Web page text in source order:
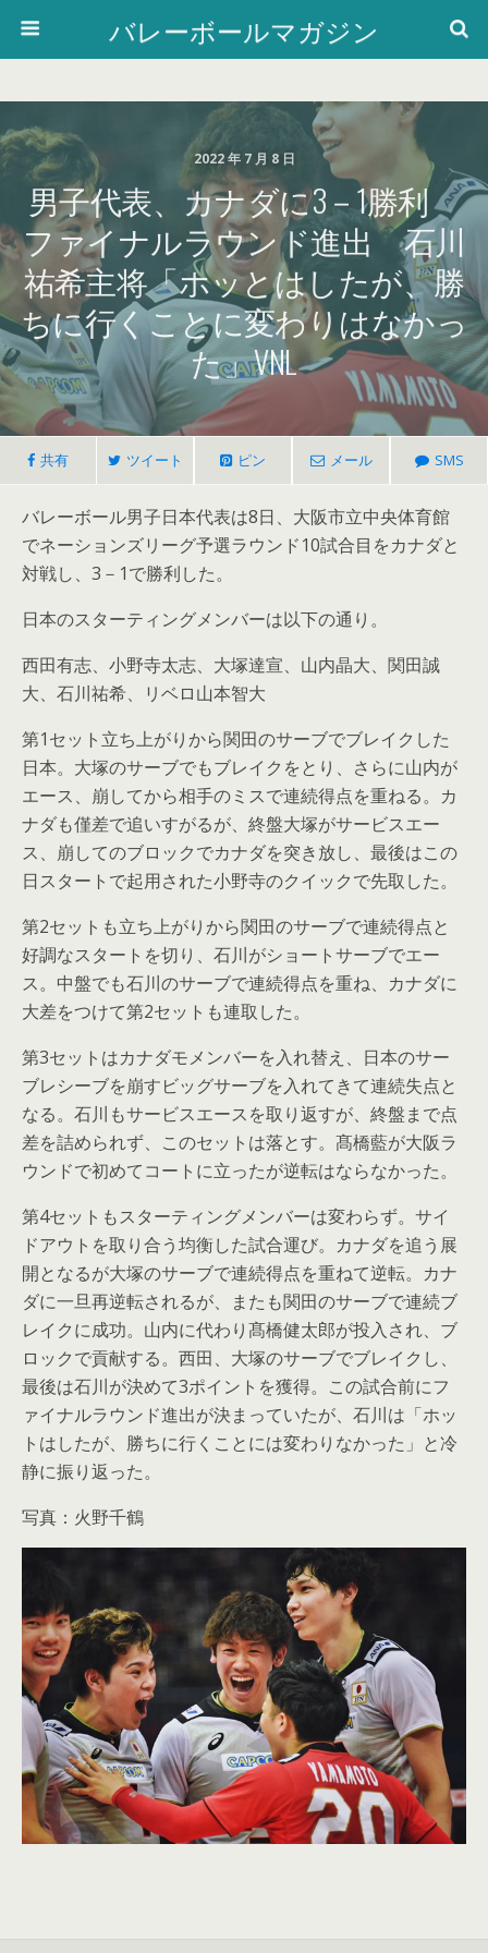
バレーボールマガジン
2022 年 7 月 8 日
男子代表、カナダに3－1勝利
ファイナルラウンド進出 石川
祐希主将「ホッとはしたが、勝
ちに行くことに変わりはなかっ
た」VNL
共有 ツイート ピン メール SMS
バレーボール男子日本代表は8日、大阪市立中央体育館
でネーションズリーグ予選ラウンド10試合目をカナダと
対戦し、3－1で勝利した。
日本のスターティングメンバーは以下の通り。
西田有志、小野寺太志、大塚達宣、山内晶大、関田誠
大、石川祐希、リベロ山本智大
第1セット立ち上がりから関田のサーブでブレイクした
日本。大塚のサーブでもブレイクをとり、さらに山内が
エース、崩してから相手のミスで連続得点を重ねる。カ
ナダも僅差で追いすがるが、終盤大塚がサービスエー
ス、崩してのブロックでカナダを突き放し、最後はこの
日スタートで起用された小野寺のクイックで先取した。
第2セットも立ち上がりから関田のサーブで連続得点と
好調なスタートを切り、石川がショートサーブでエー
ス。中盤でも石川のサーブで連続得点を重ね、カナダに
大差をつけて第2セットも連取した。
第3セットはカナダモメンバーを入れ替え、日本のサー
ブレシーブを崩すビッグサーブを入れてきて連続失点と
なる。石川もサービスエースを取り返すが、終盤まで点
差を詰められず、このセットは落とす。髙橋藍が大阪ラ
ウンドで初めてコートに立ったが逆転はならなかった。
第4セットもスターティングメンバーは変わらず。サイ
ドアウトを取り合う均衡した試合運び。カナダを追う展
開となるが大塚のサーブで連続得点を重ねて逆転。カナ
ダに一旦再逆転されるが、またも関田のサーブで連続ブ
レイクに成功。山内に代わり髙橋健太郎が投入され、ブ
ロックで貢献する。西田、大塚のサーブでブレイクし、
最後は石川が決めて3ポイントを獲得。この試合前にフ
ァイナルラウンド進出が決まっていたが、石川は「ホッ
トはしたが、勝ちに行くことには変わりなかった」と冷
静に振り返った。
写真：火野千鶴